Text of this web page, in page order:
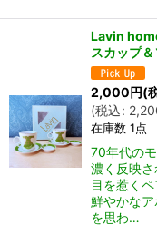
Lavin
スカップ
2,000円(
(税込:
在庫数 1点
70年代の
濃く反映
目を惹く
鮮やかな
を思わ…
堂